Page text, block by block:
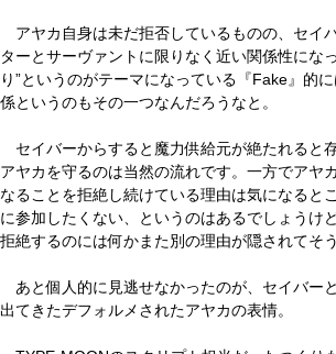
アヤカ自身は未だ拒否しているものの、セイ
ターとサーヴァントに限りなく近い関係性にな
り”というのがテーマになっている『Fake』的
係というのもその一つなんだろうなと。
セイバーからすると魔力供給元が絶たれると
アヤカを守るのは当然の流れです。一方でアヤ
なることを拒絶し続けている理由は気になると
に参加したくない、というのはあるでしょうけ
拒絶するのには何かまた別の理由が隠されてそ
あと個人的に見逃せなかったのが、セイバー
出てきたデフォルメされたアヤカの表情。